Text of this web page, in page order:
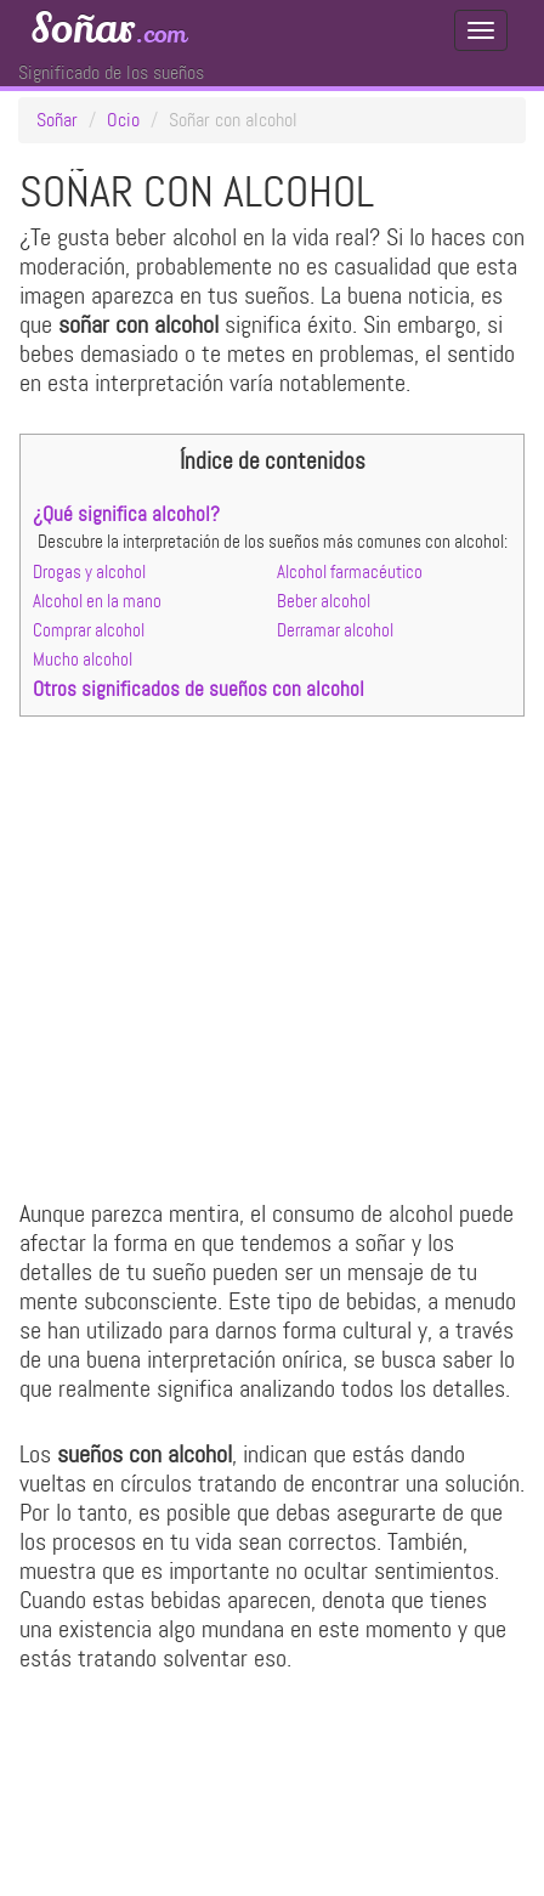
Toggle
Soñar.com
Significado de los sueños
Soñar
Ocio Soñar con alcohol
SOÑAR CON ALCOHOL
¿Te gusta beber alcohol en la vida real? Si lo haces con
moderación, probablemente no es casualidad que esta
imagen aparezca en tus sueños. La buena noticia, es
que soñar con alcohol significa éxito. Sin embargo, si
bebes demasiado o te metes en problemas, el sentido
en esta interpretación varía notablemente.
Índice de contenidos
¿Qué significa alcohol?
Descubre la interpretación de los sueños más comunes con alcohol:
Drogas y alcohol
Alcohol farmacéutico
Alcohol en la mano
Beber alcohol
Comprar alcohol
Derramar alcohol
Mucho alcohol
Otros significados de sueños con alcohol
Aunque parezca mentira, el consumo de alcohol puede
afectar la forma en que tendemos a soñar y los
detalles de tu sueño pueden ser un mensaje de tu
mente subconsciente. Este tipo de bebidas, a menudo
se han utilizado para darnos forma cultural y, a través
de una buena interpretación onírica, se busca saber lo
que realmente significa analizando todos los detalles.
Los sueños con alcohol, indican que estás dando
vueltas en círculos tratando de encontrar una solución.
Por lo tanto, es posible que debas asegurarte de que
los procesos en tu vida sean correctos. También,
muestra que es importante no ocultar sentimientos.
Cuando estas bebidas aparecen, denota que tienes
una existencia algo mundana en este momento y que
estás tratando solventar eso.